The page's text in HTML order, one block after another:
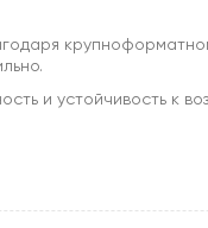
и устойчивость к